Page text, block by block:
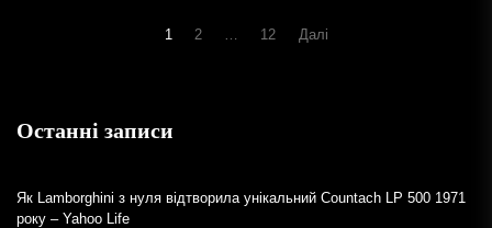
1 2 12 Далі
Останні записи
Як Lamborghini з нуля відтворила унікальний Countach LP 500 1971
року – Yahoo Life